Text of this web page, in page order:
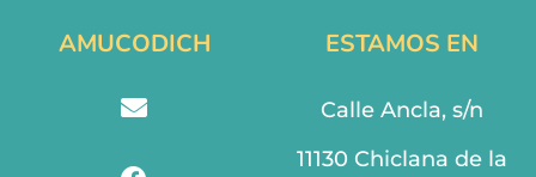
AMUCODICH ESTAMOS EN
Calle Ancla, s/n
11130 Chiclana de la